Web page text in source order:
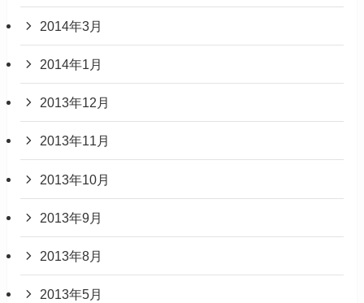
2014年3月
2014年1月
2013年12月
2013年11月
2013年10月
2013年9月
2013年8月
2013年5月